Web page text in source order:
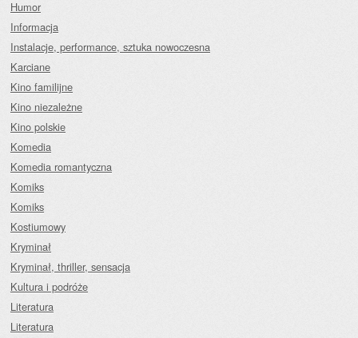
Humor
Informacja
Instalacje, performance, sztuka nowoczesna
Karciane
Kino familijne
Kino niezależne
Kino polskie
Komedia
Komedia romantyczna
Komiks
Komiks
Kostiumowy
Kryminał
Kryminał, thriller, sensacja
Kultura i podróże
Literatura
Literatura